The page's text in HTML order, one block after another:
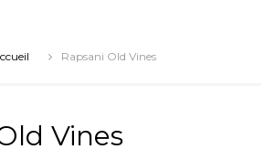
Rapsani Old Vines
Vines